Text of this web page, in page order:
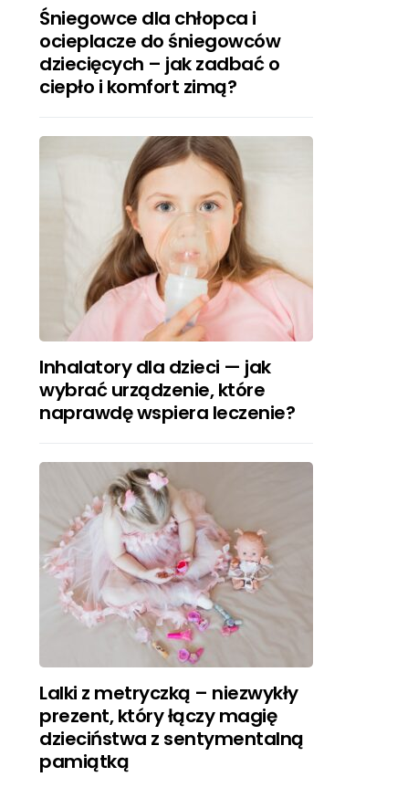
Śniegowce dla chłopca i
ocieplacze do śniegowców
dziecięcych – jak zadbać o
ciepło i komfort zimą?
Inhalatory dla dzieci — jak
wybrać urządzenie, które
naprawdę wspiera leczenie?
Lalki z metryczką – niezwykły
prezent, który łączy magię
dzieciństwa z sentymentalną
pamiątką